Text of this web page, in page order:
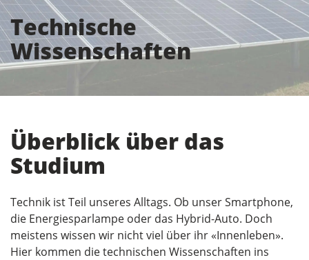
Technische
Wissenschaften
Überblick über das
Studium
Technik ist Teil unseres Alltags. Ob unser Smartphone,
die Energiesparlampe oder das Hybrid-Auto. Doch
meistens wissen wir nicht viel über ihr «Innenleben».
Hier kommen die technischen Wissenschaften ins